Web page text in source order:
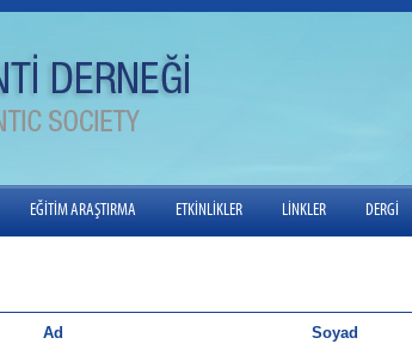
EĞİTİM ARAŞTIRMA ETKİNLİKLER LİNKLER DERGİ
Ad Soyad